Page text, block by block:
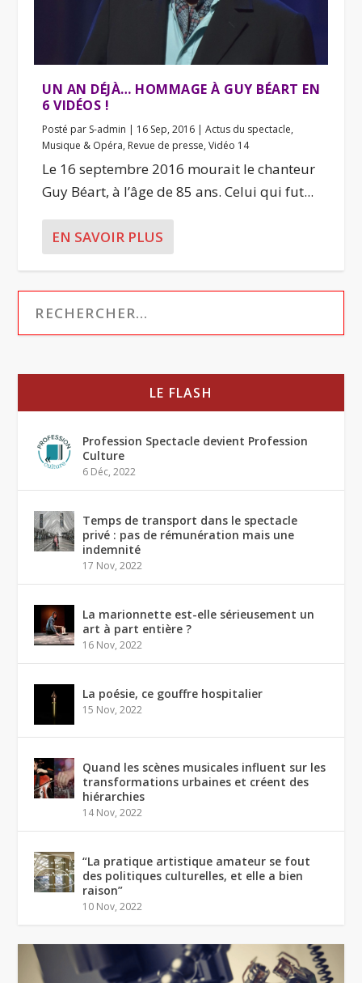
UN AN DÉJÀ… HOMMAGE À GUY BÉART EN
6 VIDÉOS !
Posté par S-admin | 16 Sep, 2016 |Actus du spectacle,
Musique & Opéra, Revue de presse,Vidéo 14
Le 16 septembre 2016 mourait le chanteur
Guy Béart, à l’âge de 85 ans. Celui qui fut...
EN SAVOIR PLUS
LE FLASH
Profession Spectacle devient Profession
Culture
6 Déc, 2022
Temps de transport dans le spectacle
privé : pas de rémunération mais une
indemnité
17 Nov, 2022
La marionnette est-elle sérieusement un
art à part entière ?
16 Nov, 2022
La poésie, ce gouffre hospitalier
15 Nov, 2022
Quand les scènes musicales influent sur les
transformations urbaines et créent des
hiérarchies
14 Nov, 2022
“La pratique artistique amateur se fout
des politiques culturelles, et elle a bien
raison”
10 Nov, 2022